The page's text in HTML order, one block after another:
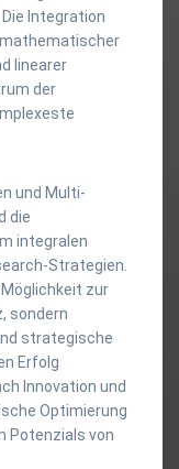
Integration
linearer
der
und Multi-
die
integralen
Strategien.
zur
sondern
strategische
Erfolg
Innovation und
Optimierung
Potenzials von